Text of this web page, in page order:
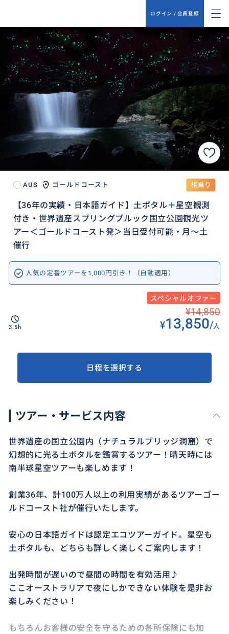
ログイン / 会員登録
AUS ゴールドコースト 相乗り
【36年の実績・日本語ガイド】土ボタル＋星空観測
付き・世界遺産スプリングブルック国立公園観光ツ
アー＜ゴールドコースト発＞当日受付可能・月～土
催行
人気の定番ツアーを1,000円引き！（自動適用）
スペシャルオファー
3.5h
¥14,850
¥13,850/人
日程を選択する
ツアー・サービス内容
世界遺産の国立公園内（ナチュラルブリッジ洞窟）で
幻想的に光る土ボタルを鑑賞するツアー！晴天時には
南半球星空ツアーも楽しめます！
創業36年、計100万人以上の利用実績があるツアーゴー
ルドコースト社が催行いたします。
安心の日本語ガイドは認定エコツアーガイド。星空も
土ボタルも、どちらも詳しく楽しくご案内します！
出発時間が遅いので昼間の時間を有効活用♪
ここオーストラリアで夜にしかできない体験を是非お
楽しみください！
もちろんお客様の安全を守るための各所保険にも加